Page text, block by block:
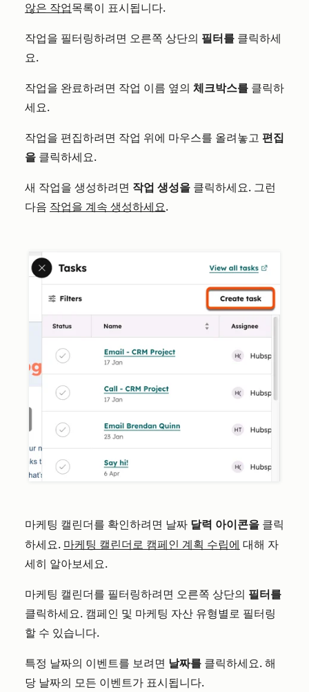
않은 작업목록이 표시됩니다.
작업을 필터링하려면 오른쪽 상단의 필터를 클릭하세
요.
작업을 완료하려면 작업 이름 옆의 체크박스를 클릭하
세요.
작업을 편집하려면 작업 위에 마우스를 올려놓고 편집
을 클릭하세요.
새 작업을 생성하려면 작업 생성을 클릭하세요. 그런
다음 작업을 계속 생성하세요.
마케팅 캘린더를 확인하려면 날짜 달력 아이콘을 클릭
하세요. 마케팅 캘린더로 캠페인 계획 수립에 대해 자
세히 알아보세요.
마케팅 캘린더를 필터링하려면 오른쪽 상단의 필터를
클릭하세요. 캠페인 및 마케팅 자산 유형별로 필터링
할 수 있습니다.
특정 날짜의 이벤트를 보려면 날짜를 클릭하세요. 해
당 날짜의 모든 이벤트가 표시됩니다.